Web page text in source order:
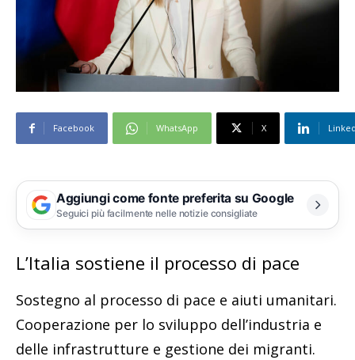
Facebook WhatsApp X
Aggiungi come fonte preferita su Google
Seguici più facilmente nelle notizie consigliate
L’Italia sostiene il processo di pace
Sostegno al processo di pace e aiuti umanitari.
Cooperazione per lo sviluppo dell’industria e
delle infrastrutture e gestione dei migranti.